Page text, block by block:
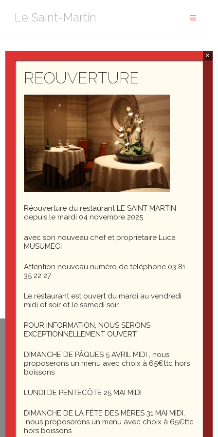
Le Saint-Martin
IMG_7690
IMG_7690
1 rue du général Leclerc
25200 Montbéliard
REOUVERTURE
Réouverture du restaurant LE SAINT MARTIN
depuis le mardi 04 novembre 2025
avec son nouveau chef et propriétaire Luca
MUSUMECI
Attention nouveau numéro de téléphone 03 81
35 22 27
Le restaurant est ouvert du mardi au vendredi
midi et soir et le samedi soir
POUR INFORMATION, NOUS SERONS
EXCEPTIONNELLEMENT OUVERT:
DIMANCHE DE PÂQUES 5 AVRIL MIDI , nous
proposerons un menu avec choix à 65€ttc hors
boissons
LUNDI DE PENTECÔTE 25 MAI MIDI
DIMANCHE DE LA FÊTE DES MÈRES 31 MAI MIDI,
nous proposerons un menu avec choix à 65€ttc
hors boissons
×